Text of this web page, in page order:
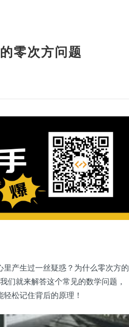
零次方问题
里产生过一丝疑惑？为什么零次方的
们就来解答这个常见的数学问题，
松记住背后的原理！